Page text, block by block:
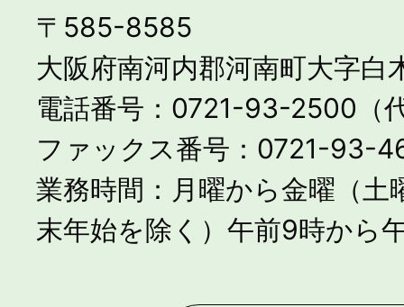
〒585-8585
大阪府南河内郡河南町大字白
電話番号：0721-93-2500（
ファックス番号：0721-93-
業務時間：月曜から金曜（土
末年始を除く）午前9時から